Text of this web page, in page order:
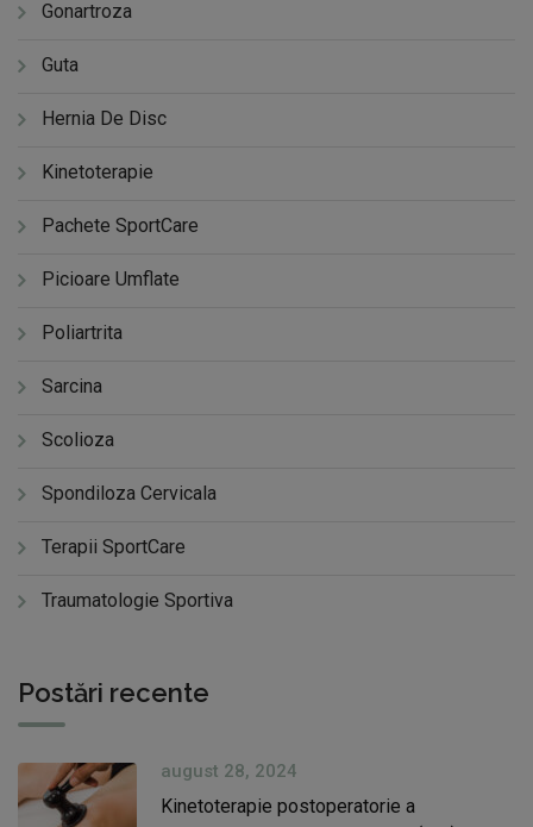
Gonartroza
Guta
Hernia De Disc
Kinetoterapie
Pachete SportCare
Picioare Umflate
Poliartrita
Sarcina
Scolioza
Spondiloza Cervicala
Terapii SportCare
Traumatologie Sportiva
Postări recente
august 28, 2024
Kinetoterapie postoperatorie a